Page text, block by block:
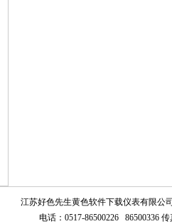
江苏好色先生黄色软件下载仪表有限公
电话： 0517-86500226 86500336 传真